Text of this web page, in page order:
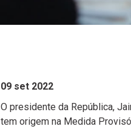
09 set 2022
O presidente da República,
tem origem na Medida